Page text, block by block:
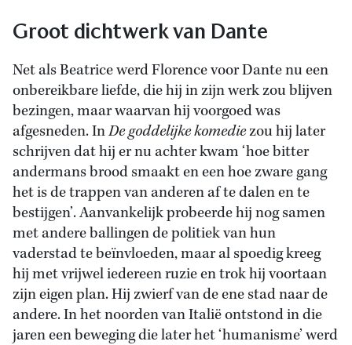
Groot dichtwerk van Dante
Net als Beatrice werd Florence voor Dante nu een
onbereikbare liefde, die hij in zijn werk zou blijven
bezingen, maar waarvan hij voorgoed was
afgesneden. InDe goddelijke komediezou hij later
schrijven dat hij er nu achter kwam ‘hoe bitter
andermans brood smaakt en een hoe zware gang
het is de trappen van anderen af te dalen en te
bestijgen’. Aanvankelijk probeerde hij nog samen
met andere ballingen de politiek van hun
vaderstad te beïnvloeden, maar al spoedig kreeg
hij met vrijwel iedereen ruzie en trok hij voortaan
zijn eigen plan. Hij zwierf van de ene stad naar de
andere. In het noorden van Italië ontstond in die
jaren een beweging die later het ‘humanisme’ werd